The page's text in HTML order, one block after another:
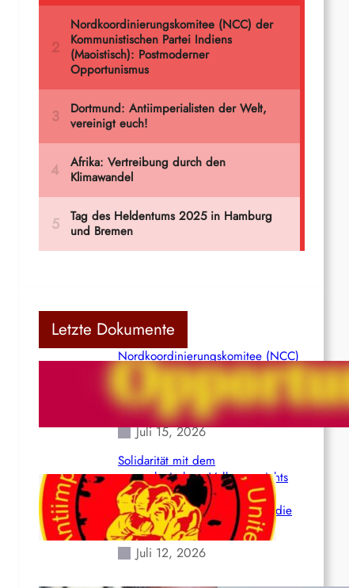
Letzte Dokumente
Nordkoordinierungskomitee (NCC)
der Kommunistischen Partei Indiens
(Maoistisch): Postmoderner
Opportunismus
Juli 15, 2026
Solidarität mit dem
venezolanischem Volk angesichts
der verlorenen Leben und der
katastrophalen Situation durch die
Erdbeben des 24. Juni!
Juli 12, 2026